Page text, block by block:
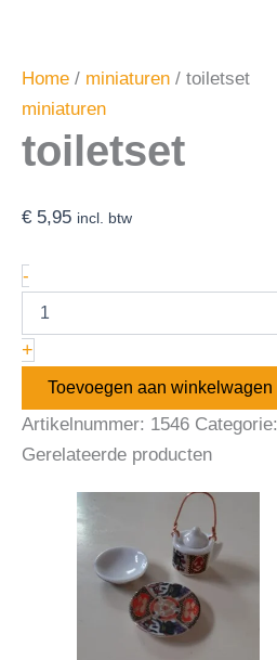
Home / miniaturen / toiletset
miniaturen
toiletset
€ 5,95 incl. btw
-
+
Toevoegen aan winkelwagen
Artikelnummer: 1546 Categorie:
Gerelateerde producten